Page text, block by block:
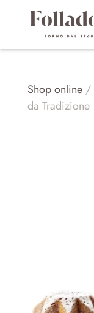
Shop online/
da Tradizione